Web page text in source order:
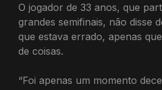
O jogador de 33 anos, que
grandes semifinais, não disse
que estava errado, apenas
de coisas.
“Foi apenas um momento